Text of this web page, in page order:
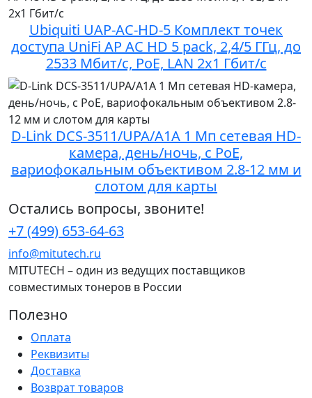
Ubiquiti UAP-AC-HD-5 Комплект точек
доступа UniFi AP AC HD 5 pack, 2,4/5 ГГц, до
2533 Мбит/с, PoE, LAN 2x1 Гбит/с
D-Link DCS-3511/UPA/A1A 1 Мп сетевая HD-
камера, день/ночь, c PoE,
вариофокальным объективом 2.8-12 мм и
слотом для карты
Остались вопросы, звоните!
+7 (499) 653-64-63
info@mitutech.ru
MITUTECH – один из ведущих поставщиков
совместимых тонеров в России
Полезно
Оплата
Реквизиты
Доставка
Возврат товаров